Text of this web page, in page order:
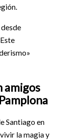
amigos
Santiago en
la magia y